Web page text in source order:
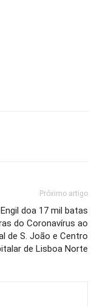
Próximo artigo
doa 17 mil batas
do Coronavírus ao
de S. João e Centro
de Lisboa Norte